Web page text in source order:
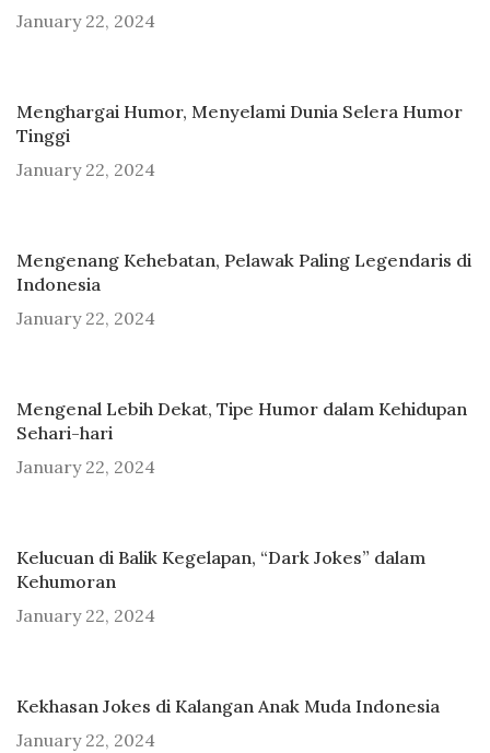
January 22, 2024
Menghargai Humor, Menyelami Dunia Selera Humor
Tinggi
January 22, 2024
Mengenang Kehebatan, Pelawak Paling Legendaris di
Indonesia
January 22, 2024
Mengenal Lebih Dekat, Tipe Humor dalam Kehidupan
Sehari-hari
January 22, 2024
Kelucuan di Balik Kegelapan, “Dark Jokes” dalam
Kehumoran
January 22, 2024
Kekhasan Jokes di Kalangan Anak Muda Indonesia
January 22, 2024